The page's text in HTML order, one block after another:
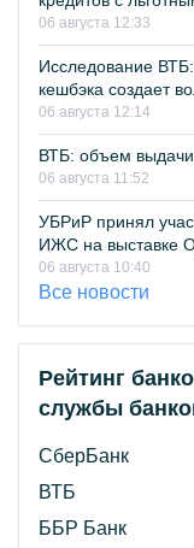
06 августа 12:33
Исследование
кешбэка создает
06 августа 12:14
ВТБ: объем выдачи
06 августа 11:52
УБРиР принял
ИЖС на выставке
06 августа 10:40
Все новости
Рейтинг
службы
СберБанк
ВТБ
ББР Банк